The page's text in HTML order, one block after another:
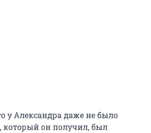
у Александра даже не было
который он получил, был